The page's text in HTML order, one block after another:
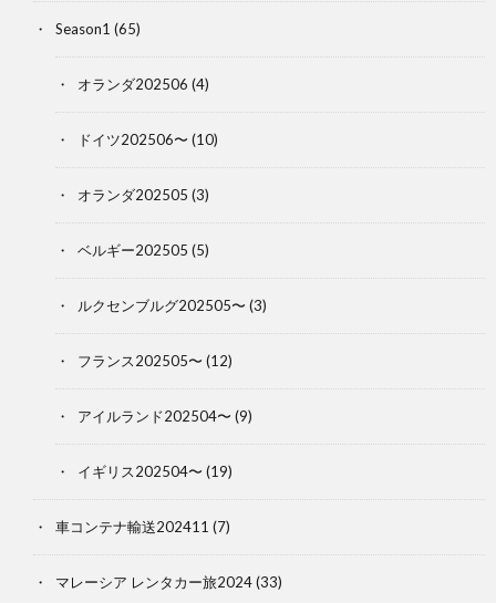
Season1 (65)
オランダ202506 (4)
ドイツ202506〜 (10)
オランダ202505 (3)
ベルギー202505 (5)
ルクセンブルグ202505〜 (3)
フランス202505〜 (12)
アイルランド202504〜 (9)
イギリス202504〜 (19)
車コンテナ輸送202411 (7)
マレーシア レンタカー旅2024(33)